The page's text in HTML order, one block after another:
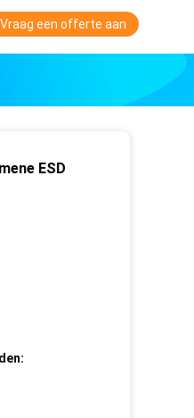
Vraag een offerte aan
ESD